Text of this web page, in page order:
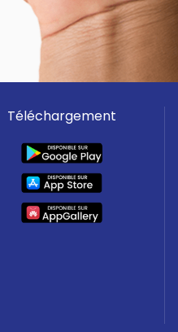
:❌ INTERDIT de
véhicules :
🚫 Remplissage
à niveau INTERDITS.
(façades, toitures,
🚫 INTERDIT (sauf
sanitaire par un
Francheville, La
Téléchargement